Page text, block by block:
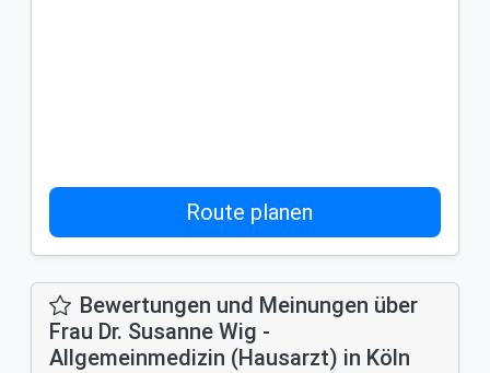
Route planen
Bewertungen und Meinungen über
Frau Dr. Susanne Wig -
Allgemeinmedizin (Hausarzt) in Köln